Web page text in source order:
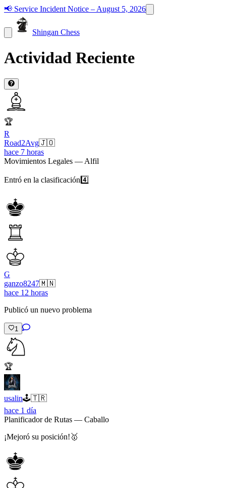
📢 Service Incident Notice – August 5, 2026
Shingan Chess
Actividad Reciente
🏆
R
Road2Avg🇯🇴
hace 7 horas
Movimientos Legales — Alfil
Entró en la clasificación 4️⃣
G
ganzo8247🇲🇳
hace 12 horas
Publicó un nuevo problema
1
🏆
usalin🕹️🇹🇷
hace 1 día
Planificador de Rutas — Caballo
¡Mejoró su posición! 🥇